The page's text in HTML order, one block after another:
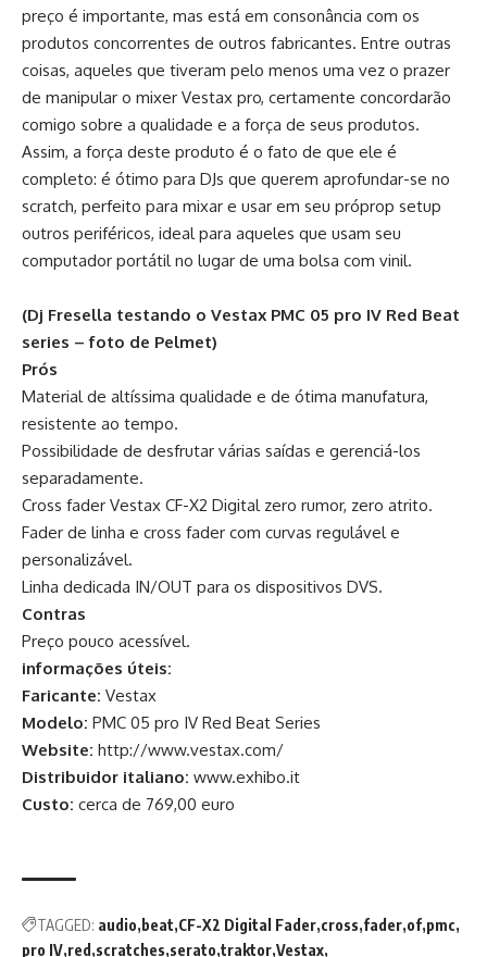
preço é importante, mas está em consonância com os
produtos concorrentes de outros fabricantes. Entre outras
coisas, aqueles que tiveram pelo menos uma vez o prazer
de manipular o mixer Vestax pro, certamente concordarão
comigo sobre a qualidade e a força de seus produtos.
Assim, a força deste produto é o fato de que ele é
completo: é ótimo para DJs que querem aprofundar-se no
scratch, perfeito para mixar e usar em seu próprop setup
outros periféricos, ideal para aqueles que usam seu
computador portátil no lugar de uma bolsa com vinil.
(Dj Fresella testando o Vestax PMC 05 pro IV Red Beat
series – foto de Pelmet)
Prós
Material de altíssima qualidade e de ótima manufatura,
resistente ao tempo.
Possibilidade de desfrutar várias saídas e gerenciá-los
separadamente.
Cross fader Vestax CF-X2 Digital zero rumor, zero atrito.
Fader de linha e cross fader com curvas regulável e
personalizável.
Linha dedicada IN/OUT para os dispositivos DVS.
Contras
Preço pouco acessível.
informações úteis:
Faricante: Vestax
Modelo: PMC 05 pro IV Red Beat Series
Website: http://www.vestax.com/
Distribuidor italiano: www.exhibo.it
Custo: cerca de 769,00 euro
TAGGED: audio beat CF-X2 Digital Fader cross fader of pmc
pro IV red scratches serato traktor Vestax